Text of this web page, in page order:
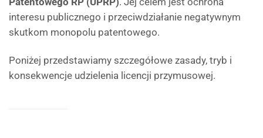
interesu publicznego i przeciwdziałanie negatywnym
skutkom monopolu patentowego.
Poniżej przedstawiamy szczegółowe zasady, tryb i
konsekwencje udzielenia licencji przymusowej.